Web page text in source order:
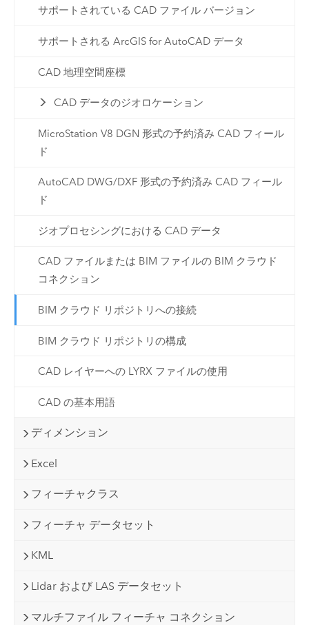
サポートされている CAD ファイル バージョン
サポートされる ArcGIS for AutoCAD データ
CAD 地理空間座標
CAD データのジオロケーション
MicroStation V8 DGN 形式の予約済み CAD フィール
ド
AutoCAD DWG/DXF 形式の予約済み CAD フィール
ド
ジオプロセシングにおける CAD データ
CAD ファイルまたは BIM ファイルの BIM クラウド
コネクション
BIM クラウド リポジトリへの接続
BIM クラウド リポジトリの構成
CAD レイヤーへの LYRX ファイルの使用
CAD の基本用語
ディメンション
Excel
フィーチャクラス
フィーチャ データセット
KML
Lidar および LAS データセット
マルチファイル フィーチャ コネクション